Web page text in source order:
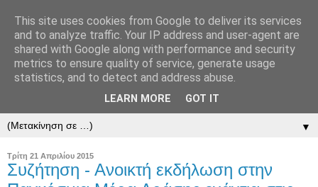
▼
Τρίτη 21 Απριλίου 2015
Συζήτηση - Ανοικτή εκδήλωση στην
This site uses cookies from Google to deliver its services
and to analyze traffic. Your IP address and user-agent are
shared with Google along with performance and security
metrics to ensure quality of service, generate usage
statistics, and to detect and address abuse.
LEARN MORE GOT IT